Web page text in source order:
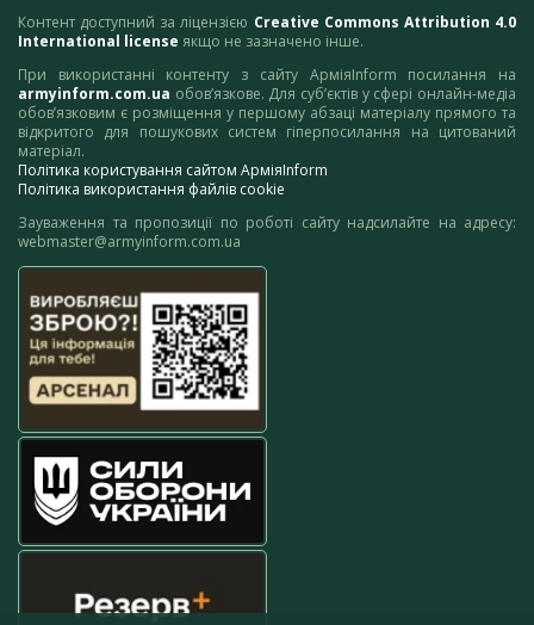
Контент доступний за ліцензією Creative Commons Attribution 4.0
International license якщо не зазначено інше.
При використанні контенту з сайту АрміяInform посилання на
armyinform.com.ua обов’язкове. Для суб’єктів у сфері онлайн-медіа
обов’язковим є розміщення у першому абзаці матеріалу прямого та
відкритого для пошукових систем гіперпосилання на цитований
матеріал.
Політика користування сайтом АрміяInform
Політика використання файлів cookie
Зауваження та пропозиції по роботі сайту надсилайте на адресу:
webmaster@armyinform.com.ua